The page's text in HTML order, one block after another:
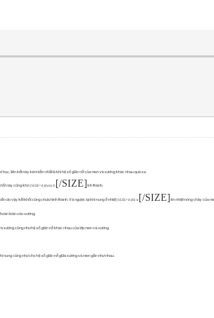
liên kết này kém bền nhất là khi hệ số giãn nở của men và xương khác nhau quá xa.
này cũng khó[SIZE=4]được h [/SIZE] ình thành.
do vậy kết khối cũng chưa hình thành. Và ngược lại khi nung ở nhiệt[SIZE=4]độ tr [/SIZE] ên nhiệt nóng chảy của
toàn vào xương.
xương cũng như hệ số giãn nở khác nhau của lớp men và xương.
nung cũng như cho hệ số giãn nở giữa xương và men gần như nhau.